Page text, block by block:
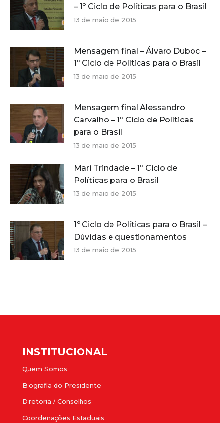
– 1º Ciclo de Políticas para o Brasil
13 de maio de 2015
Mensagem final – Álvaro Duboc –
1º Ciclo de Políticas para o Brasil
13 de maio de 2015
Mensagem final Alessandro
Carvalho – 1º Ciclo de Políticas
para o Brasil
13 de maio de 2015
Mari Trindade – 1º Ciclo de
Políticas para o Brasil
13 de maio de 2015
1º Ciclo de Políticas para o Brasil –
Dúvidas e questionamentos
13 de maio de 2015
INSTITUCIONAL
Quem Somos
Biografia do Presidente
Diretoria / Conselhos
Coordenações Estaduais